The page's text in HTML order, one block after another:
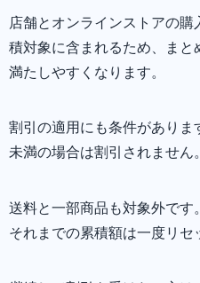
店舗とオンラインストアの
積対象に含まれるため、ま
満たしやすくなります。
割引の適用にも条件がありま
未満の場合は割引されません。
送料と一部商品も対象外です
それまでの累積額は一度リセ